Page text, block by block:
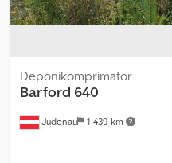
Judenau 1 439 km
Deponikomprimator
Barford 640